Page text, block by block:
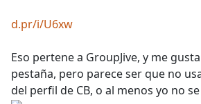
d.pr/i/U6xw
Eso pertene a GroupJive, y me
pestaña, pero parece ser que no
del perfil de CB, o al menos yo no